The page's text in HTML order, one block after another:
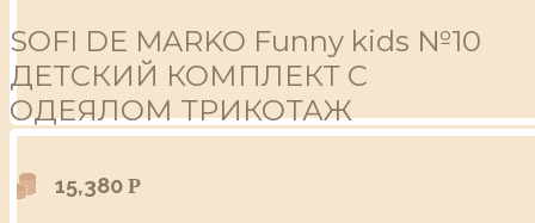
SOFI DE MARKO Funny kids №10
ДЕТСКИЙ КОМПЛЕКТ С
ОДЕЯЛОМ ТРИКОТАЖ
15,380 Р